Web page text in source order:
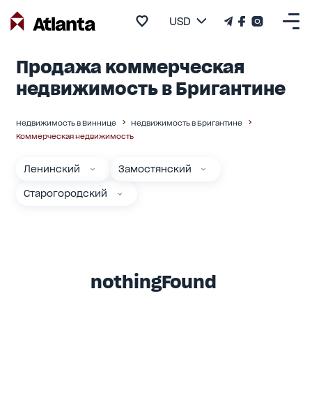
USD
Продажа коммерческая
недвижимость в Бригантине
Недвижимость в Виннице
Недвижимость в Бригантине
Коммерческая недвижимость
Ленинский Замостянский
Старогородский
nothingFound